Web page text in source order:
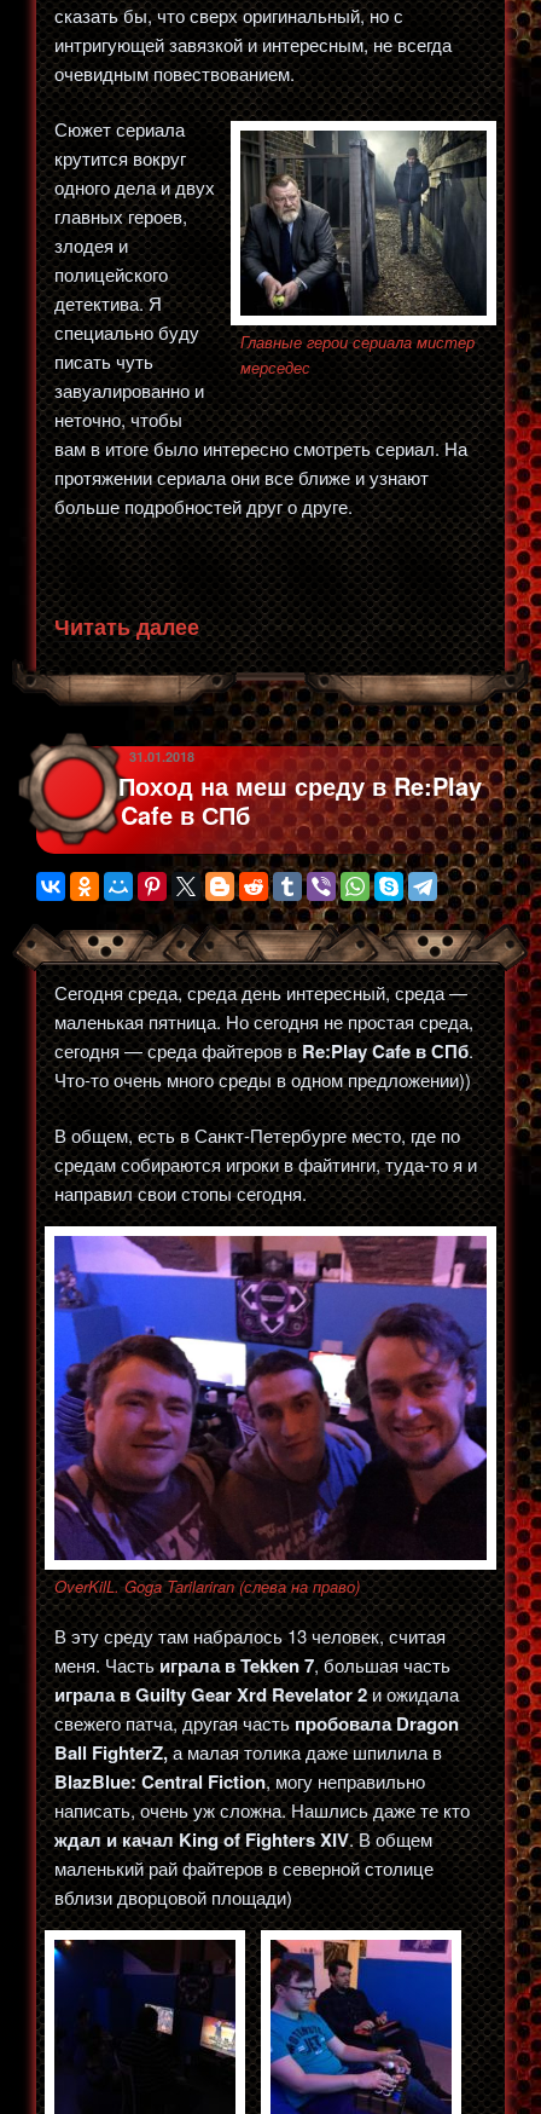
сказать бы, что сверх оригинальный, но с
интригующей завязкой и интересным, не всегда
очевидным повествованием.
Главные герои сериала мистер
мерседес
Сюжет сериала
крутится вокруг
одного дела и двух
главных героев,
злодея и
полицейского
детектива. Я
специально буду
писать чуть
завуалированно и
неточно, чтобы
вам в итоге было интересно смотреть сериал. На
протяжении сериала они все ближе и узнают
больше подробностей друг о друге.
Читать далее«Мистер
Мерседес,
сериал»
ОПУБЛИКОВАНО
31.01.2018
Поход на меш среду в Re:Play
Cafe в СПб
Сегодня среда, среда день интересный, среда —
маленькая пятница. Но сегодня не простая среда,
сегодня — среда файтеров вRe:Play Cafe в СПб.
Что-то очень много среды в одном предложении))
В общем, есть в Санкт-Петербурге место, где по
средам собираются игроки в файтинги, туда-то я и
направил свои стопы сегодня.
OverKilL. Goga Tarilariran (слева на право)
В эту среду там набралось 13 человек, считая
меня. Частьиграла в Tekken 7, большая часть
играла в Guilty Gear Xrd Revelator 2и ожидала
свежего патча, другая частьпробовала Dragon
Ball FighterZ,а малая толика даже шпилила в
BlazBlue: Central Fiction, могу неправильно
написать, очень уж сложна. Нашлись даже те кто
ждал и качал King of Fighters XIV. В общем
маленький рай файтеров в северной столице
вблизи дворцовой площади)